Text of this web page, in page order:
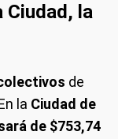
Ciudad, la
de
la Ciudad de
de $753,74